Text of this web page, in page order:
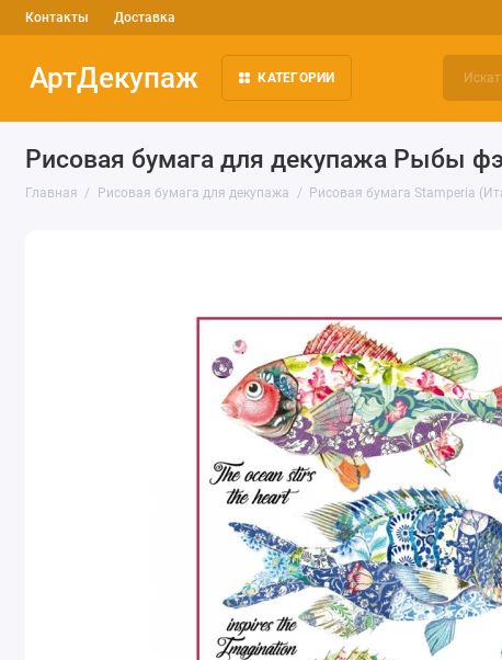
Контакты Доставка
АртДекупаж КАТЕГОРИИ
Рисовая бумага для декупажа Рыбы
Главная Рисовая бумага для декупажа Рисовая бумага Stamperia